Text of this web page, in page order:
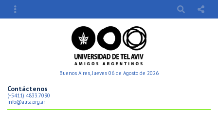
Buenos Aires, Jueves 06 de Agosto de 2026
Contáctenos
(+5411) 4833.7090
info@auta.org.ar